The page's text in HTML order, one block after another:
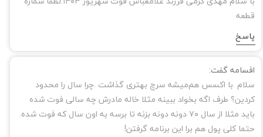
قطعه
پاسخ
افسامه گفت:
سلام .با اکسس هم‌میشه سرچ بهتری گذاشت .چرا سال را محدود
کردین؟ طرف اگه بخواد ببینه مثلا خاله مادرش چه سالی فوت شده
باید مثلا از سال ۷۰ دونه دونه بزنه تا برسه به اون سال که فوت شده.
حتما کلی پول هم برا این برنامه گرفتن!